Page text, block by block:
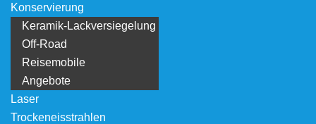
Konservierung
Keramik-Lackversiegelung
Off-Road
Reisemobile
Angebote
Laser
Trockeneisstrahlen